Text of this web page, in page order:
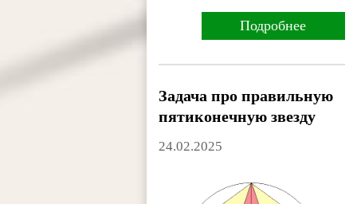
Подробнее
Задача про правильную
пятиконечную звезду
24.02.2025